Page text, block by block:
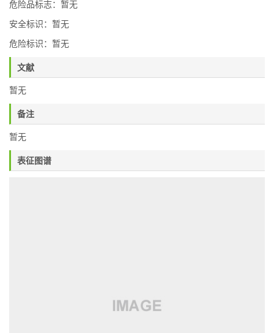
危险品标志：暂无
安全标识：暂无
危险标识：暂无
文献
暂无
备注
暂无
表征图谱